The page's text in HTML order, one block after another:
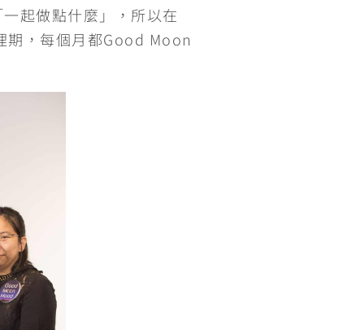
起做點什麼」，所以在
期，每個月都Good Moon